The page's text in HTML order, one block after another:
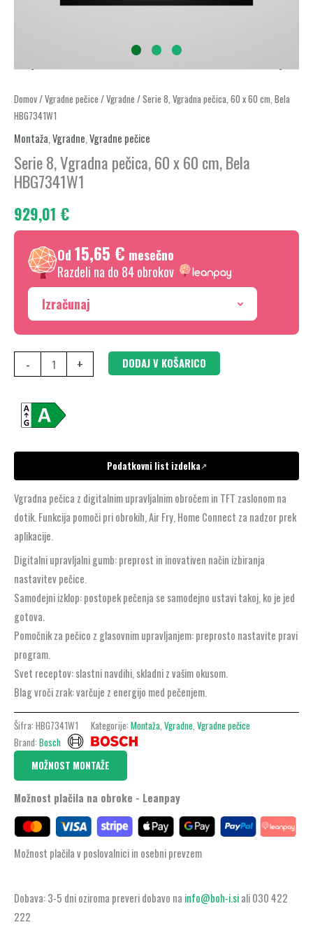
Domov/Vgradne pečice /Vgradne / Serie 8, Vgradna pečica, 60 x 60 cm, Bela
HBG7341W1
Montaža,Vgradne,Vgradne pečice
Serie 8, Vgradna pečica, 60 x 60 cm, Bela
HBG7341W1
929,01 €
Od 15,65 € mesečno
Razdeli na do 84 obrokov
Izračunaj
-
Serie
8,
Vgradna
pečica,
60
60
cm,
Bela
HBG7341W1
količina
+ DODAJ V KOŠARICO
Podatkovni list izdelka↗
Vgradna pečica z digitalnim upravljalnim obročem in TFT zaslonom na
dotik. Funkcija pomoči pri obrokih, Air Fry, Home Connect za nadzor prek
aplikacije.
Digitalni upravljalni gumb: preprost in inovativen način izbiranja
nastavitev pečice.
Samodejni izklop: postopek pečenja se samodejno ustavi takoj, ko je jed
gotova.
Pomočnik za pečico z glasovnim upravljanjem: preprosto nastavite pravi
program.
Svet receptov: slastni navdihi, skladni z vašim okusom.
Blag vroči zrak: varčuje z energijo med pečenjem.
Šifra: HBG7341W1 Kategorije: Montaža, Vgradne, Vgradne pečice
Brand: Bosch
MOŽNOST MONTAŽE
Možnost plačila na obroke - Leanpay
Možnost plačila v poslovalnici in osebni prevzem
Dobava: 3-5 dni oziroma preveri dobavo na info@boh-i.siali 030 422
222